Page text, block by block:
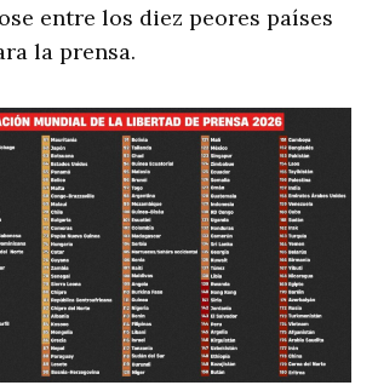
entre los diez peores países
la prensa.